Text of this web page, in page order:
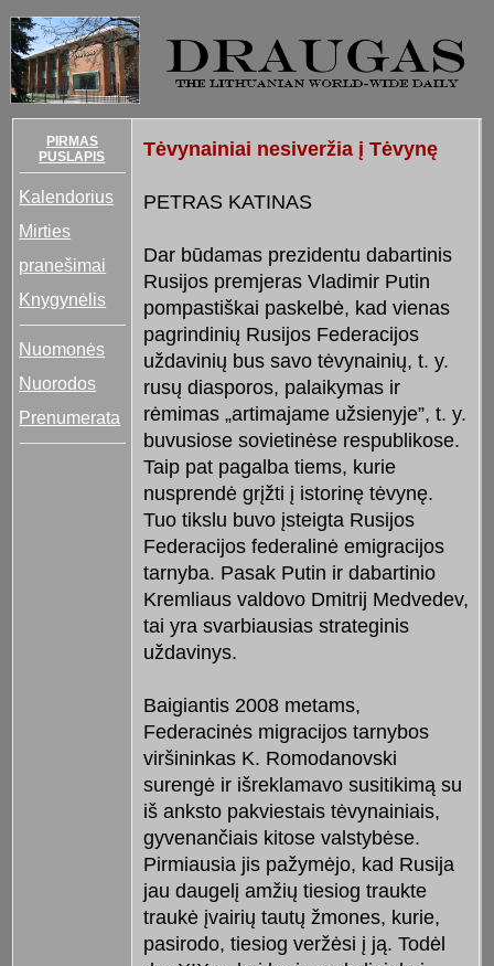
PIRMAS
PUSLAPIS
Kalendorius
Mirties
pranešimai
Knygynėlis
Nuomonės
Nuorodos
Prenumerata
Tėvynainiai nesiveržia į Tėvynę
PETRAS KATINAS
Dar būdamas prezidentu dabartinis
Rusijos premjeras Vladimir Putin
pompastiškai paskelbė, kad vienas
pagrindinių Rusijos Federacijos
uždavinių bus savo tėvynainių, t. y.
rusų diasporos, palaikymas ir
rėmimas „artimajame užsienyje”, t. y.
buvusiose sovietinėse respublikose.
Taip pat pagalba tiems, kurie
nusprendė grįžti į istorinę tėvynę.
Tuo tikslu buvo įsteigta Rusijos
Federacijos federalinė emigracijos
tarnyba. Pasak Putin ir dabartinio
Kremliaus valdovo Dmitrij Medvedev,
tai yra svarbiausias strateginis
uždavinys.
Baigiantis 2008 metams,
Federacinės migracijos tarnybos
viršininkas K. Romodanovski
surengė ir išreklamavo susitikimą su
iš anksto pakviestais tėvynainiais,
gyvenančiais kitose valstybėse.
Pirmiausia jis pažymėjo, kad Rusija
jau daugelį amžių tiesiog traukte
traukė įvairių tautų žmones, kurie,
pasirodo, tiesiog veržėsi į ją. Todėl